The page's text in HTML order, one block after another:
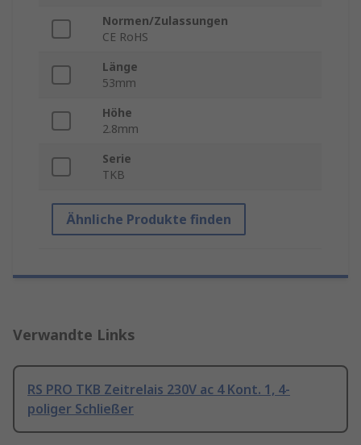
Normen/Zulassungen
CE RoHS
Länge
53mm
Höhe
2.8mm
Serie
TKB
Ähnliche Produkte finden
Verwandte Links
RS PRO TKB Zeitrelais 230V ac 4 Kont. 1, 4-
poliger Schließer